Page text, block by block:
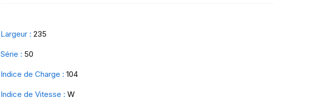
Largeur : 235
Série : 50
Indice de Charge : 104
Indice de Vitesse : W